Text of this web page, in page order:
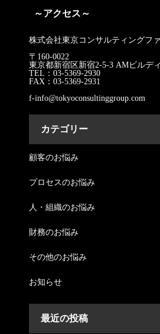
～アクセス～
株式会社東京コンサルティングフ
〒160-0022
東京都新宿区新宿2-5-3 AMビルデ
TEL：03-5369-2930
FAX：03-5369-2931
f-info@tokyoconsultinggroup.com
カテゴリー
顧客のお悩み
プロセスのお悩み
人・組織のお悩み
財務のお悩み
その他のお悩み
お知らせ
最近の投稿